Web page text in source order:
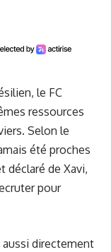
le FC
ressources
Selon le
été proches
déclaré de Xavi,
pour
directement